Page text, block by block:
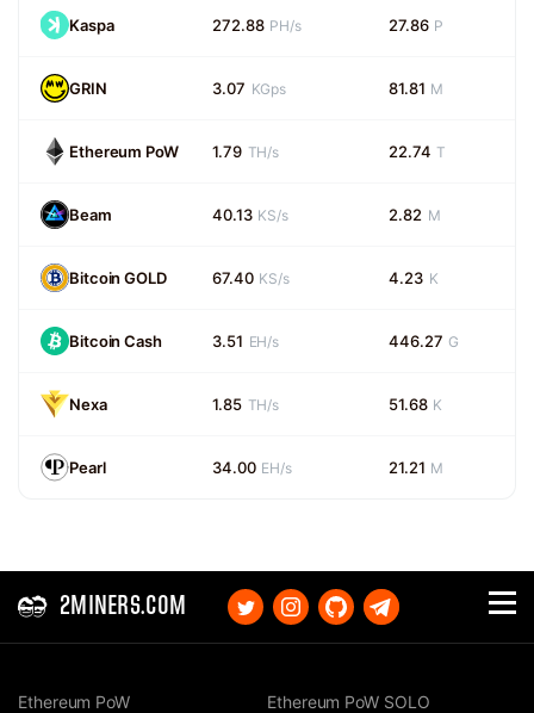
Kaspa 272.88 PH/s 27.86 P
GRIN 3.07 KGps 81.81 M
Ethereum PoW 1.79 TH/s 22.74 T
Beam 40.13 KS/s 2.82 M
Bitcoin GOLD 67.40 KS/s 4.23 K
Bitcoin Cash 3.51 EH/s 446.27 G
Nexa 1.85 TH/s 51.68 K
Pearl 34.00 EH/s 21.21 M
2MINERS.COM
Ethereum PoW Ethereum PoW SOLO